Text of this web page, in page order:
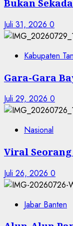
Bukan
Juli 31, 2026 0
Kabupaten
Gara-Gara
Juli 29, 2026 0
Nasional
Viral
Juli 26, 2026 0
Jabar Banten